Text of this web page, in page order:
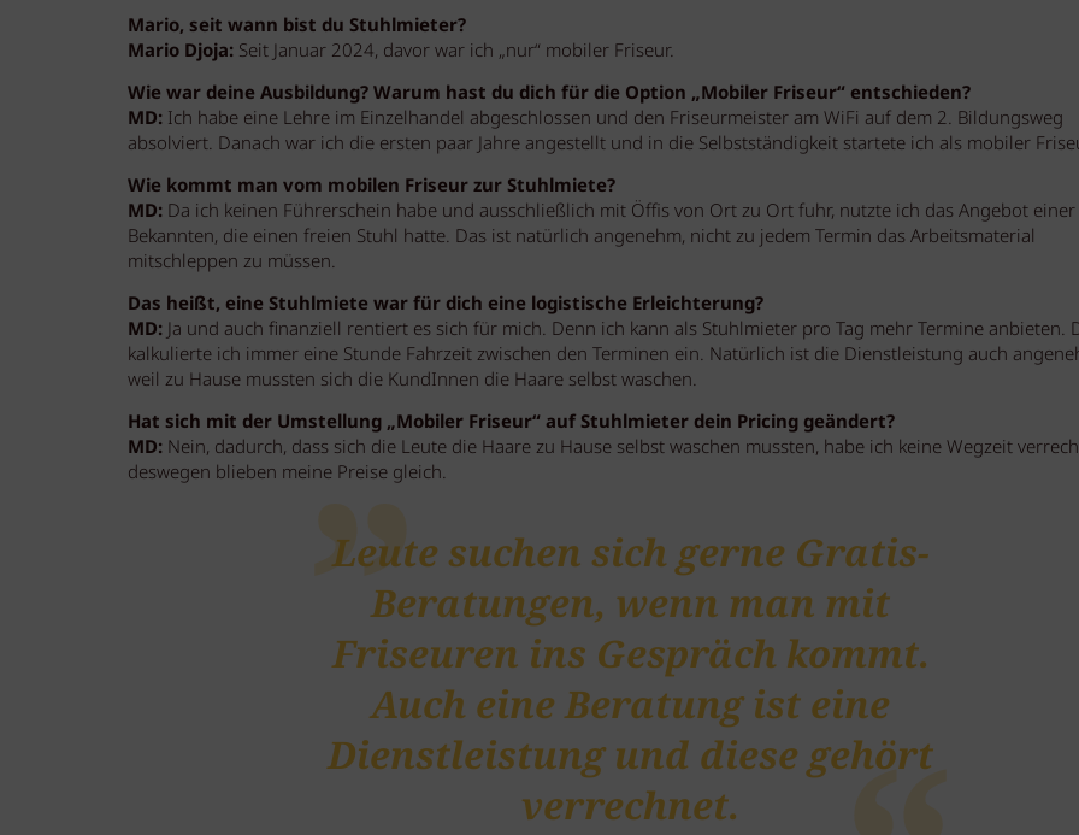
Mario, seit wann bist du Stuhlmieter?
Mario Djoja: Seit Januar 2024, davor war ich „nur“ mobiler Friseur.
Wie war deine Ausbildung? Warum hast du dich für die Option „Mobiler Friseur“ entschieden?
MD: Ich habe eine Lehre im Einzelhandel abgeschlossen und den Friseurmeister am WiFi auf dem 2. Bildungsweg
absolviert. Danach war ich die ersten paar Jahre angestellt und in die Selbstständigkeit startete ich als mobiler
Wie kommt man vom mobilen Friseur zur Stuhlmiete?
MD: Da ich keinen Führerschein habe und ausschließlich mit Öffis von Ort zu Ort fuhr, nutzte ich das Angebot einer
Bekannten, die einen freien Stuhl hatte. Das ist natürlich angenehm, nicht zu jedem Termin das Arbeitsmaterial
mitschleppen zu müssen.
Das heißt, eine Stuhlmiete war für dich eine logistische Erleichterung?
MD: Ja und auch finanziell rentiert es sich für mich. Denn ich kann als Stuhlmieter pro Tag mehr Termine anbieten.
kalkulierte ich immer eine Stunde Fahrzeit zwischen den Terminen ein. Natürlich ist die Dienstleistung auch
weil zu Hause mussten sich die KundInnen die Haare selbst waschen.
Hat sich mit der Umstellung „Mobiler Friseur“ auf Stuhlmieter dein Pricing geändert?
MD: Nein, dadurch, dass sich die Leute die Haare zu Hause selbst waschen mussten, habe ich keine Wegzeit
deswegen blieben meine Preise gleich.
Leute suchen sich gerne Gratis-
Beratungen, wenn man mit
Friseuren ins Gespräch kommt.
Auch eine Beratung ist eine
Dienstleistung und diese gehört
verrechnet.